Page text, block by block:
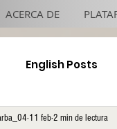
ACERCA DE
English Posts
De gira 4x4 TJ
11 feb2 min de lectura